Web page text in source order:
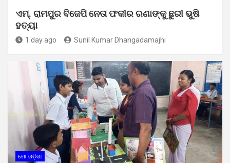
ଏମ୍. ରାମପୁର ବିଜେପି ନେତା ଫକୀର ରଣାଙ୍କୁ ଛୁରୀ ଭୁଷି
ହତ୍ୟା
1 day ago Sunil Kumar Dhangadamajhi
ମୋ ଓଡ଼ିଶା